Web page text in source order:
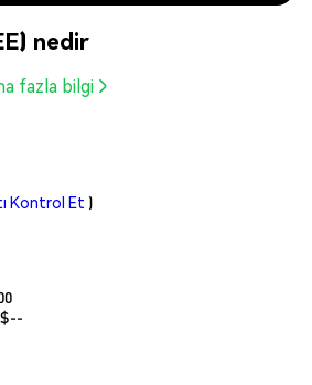
nedir
fazla bilgi
Kontrol Et )
--